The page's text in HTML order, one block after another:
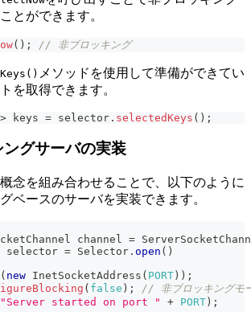
とができます。
( ) ; // 非ブロッキング
メソッドを使用して準備ができてい
を取得できます。
> keys = selector . selectedKeys ( ) ;
グサーバの実装
念を組み合わせることで、以下のように
ベースのサーバを実装できます。
channel =
selector = Selector . open ( )
( new InetSocketAddress ( PORT ) ) ;
( false ) ;
// 非ブロッキングモ
"Server started on port " + PORT ) ;